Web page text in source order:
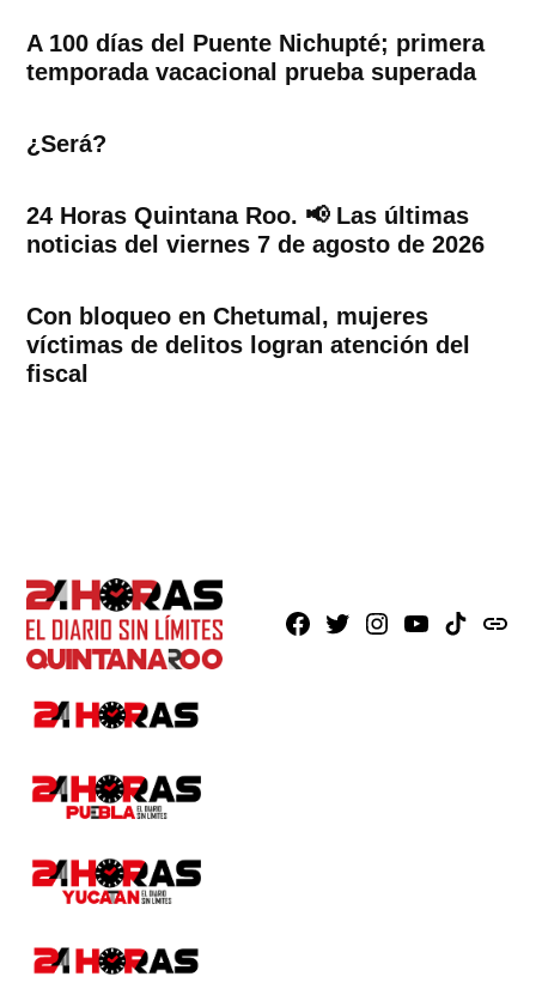
A 100 días del Puente Nichupté; primera
temporada vacacional prueba superada
¿Será?
24 Horas Quintana Roo. 📢 Las últimas
noticias del viernes 7 de agosto de 2026
Con bloqueo en Chetumal, mujeres
víctimas de delitos logran atención del
fiscal
Facebook
X Instagram
YoutubeTikTokissuu